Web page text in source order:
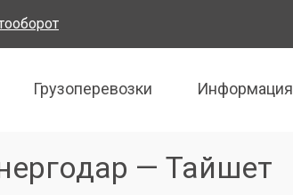
Грузоперевозки Информация
— Тайшет